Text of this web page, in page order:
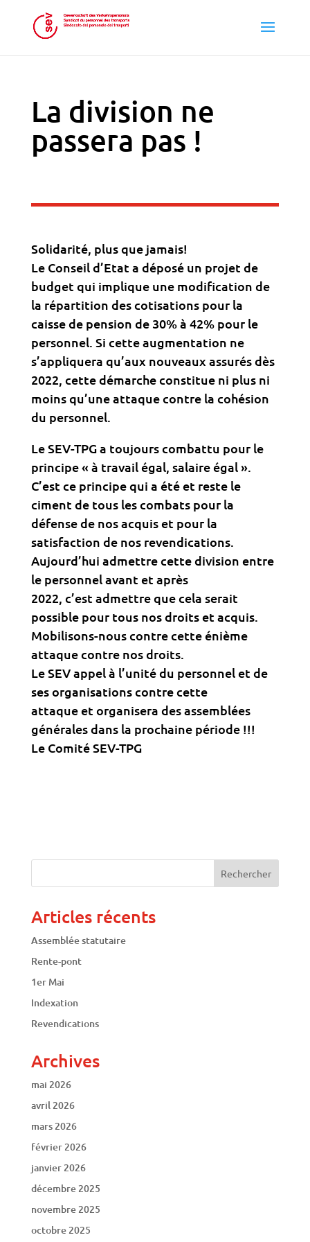
La division ne
passera pas !
Solidarité, plus que jamais!
Le Conseil d’Etat a déposé un projet de
budget qui implique une modification de
la répartition des cotisations pour la
caisse de pension de 30% à 42% pour le
personnel. Si cette augmentation ne
s’appliquera qu’aux nouveaux assurés dès
2022, cette démarche constitue ni plus ni
moins qu’une attaque contre la cohésion
du personnel.
Le SEV-TPG a toujours combattu pour le
principe « à travail égal, salaire égal ».
C’est ce principe qui a été et reste le
ciment de tous les combats pour la
défense de nos acquis et pour la
satisfaction de nos revendications.
Aujourd’hui admettre cette division entre
le personnel avant et après
2022, c’est admettre que cela serait
possible pour tous nos droits et acquis.
Mobilisons-nous contre cette énième
attaque contre nos droits.
Le SEV appel à l’unité du personnel et de
ses organisations contre cette
attaque et organisera des assemblées
générales dans la prochaine période !!!
Le Comité SEV-TPG
Articles récents
Assemblée statutaire
Rente-pont
1er Mai
Indexation
Revendications
Archives
mai 2026
avril 2026
mars 2026
février 2026
janvier 2026
décembre 2025
novembre 2025
octobre 2025